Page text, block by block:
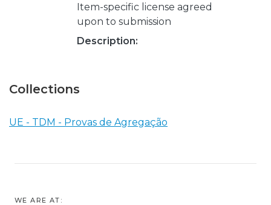
Item-specific license agreed
upon to submission
Description:
Collections
UE - TDM - Provas de Agregação
WE ARE AT: